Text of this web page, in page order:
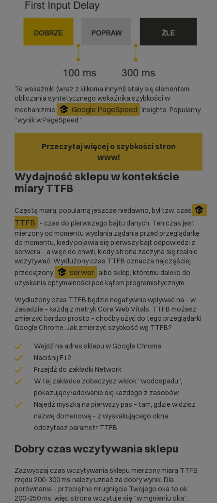
Te wskaźniki (wraz z kilkoma innymi) stały się elementem
obliczania syntetycznego wskaźnika szybkości w
mechanizmie
Google PageSpeed Insights. Popularny
“wynik w PageSpeed “
Przeczytaj więcej o szybkości stron
www!
Wydajność sklepu w kontekście
miary TTFB
Częstą miarą, popularną jeszcze niedawno, był tzw. czas
TTFB – czas do pierwszego bajtu danych. Ten czas jest
mierzony od momentu wysłania żądania przed przeglądarkę
do momentu, kiedy pojawia się pierwszy bajt odpowiedzi z
serwera – a więc do chwili, kiedy strona zaczyna się realnie
wczytywać. Wydłużony czas TTFB oznacza najczęściej
przeciążony
serwer albo sklep, któremu daleko do
uzyskania optymalności pod kątem programistycznym.
Wydłużony czas TTFB będzie negatywnie wpływać na – w
zasadzie – każdą z metryk Core Web Vitals. TTFB możesz
zmierzyć bardzo prosto – choćby użyć do tego przeglądarki
Google Chrome. Jak zmierzyć szybkość wg TTFB?
Wejdź na adres sklepu w Google Chrome
Naciśnij F12
Przejdź do zakładki Network
W tej zakładce zobaczysz widok “wodospadu”,
pokazujący ładowanie się każdego z zasobów.
Najedź myszką na pierwszy pas – tam, gdzie widzisz
nazwę domenową – z wyskakującego okna
odczytasz parametr TTFB.
Dobry czas wczytywania sklepu
Zazwyczaj czas wczytywania sklepu mierzony miarą TTFB
rzędu 200-300 ms należy uznać za dobry wynik. Dla
porównania – przeciętne mrugnięcie Twojego oka to ok.
200-250 ms, więc strona wczytuje się “w mgnieniu oka”.